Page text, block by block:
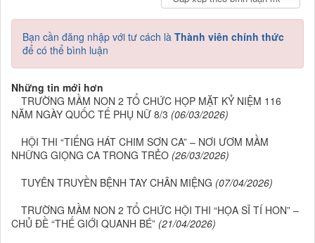
Bạn cần đăng nhập với tư cách là Thành viên chính thức
để có thể bình luận
Những tin mới hơn
TRƯỜNG MẦM NON 2 TỔ CHỨC HỌP MẶT KỶ NIỆM 116
NĂM NGÀY QUỐC TẾ PHỤ NỮ 8/3 (06/03/2026)
HỘI THI “TIẾNG HÁT CHIM SƠN CA” – NƠI ƯƠM MẦM
NHỮNG GIỌNG CA TRONG TRẺO (26/03/2026)
TUYÊN TRUYỀN BỆNH TAY CHÂN MIỆNG (07/04/2026)
TRƯỜNG MẦM NON 2 TỔ CHỨC HỘI THI “HỌA SĨ TÍ HON” –
CHỦ ĐỀ “THẾ GIỚI QUANH BÉ” (21/04/2026)